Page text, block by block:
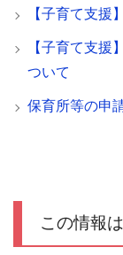
【子育て支援
【子育て支援
ついて
保育所等の申
この情報